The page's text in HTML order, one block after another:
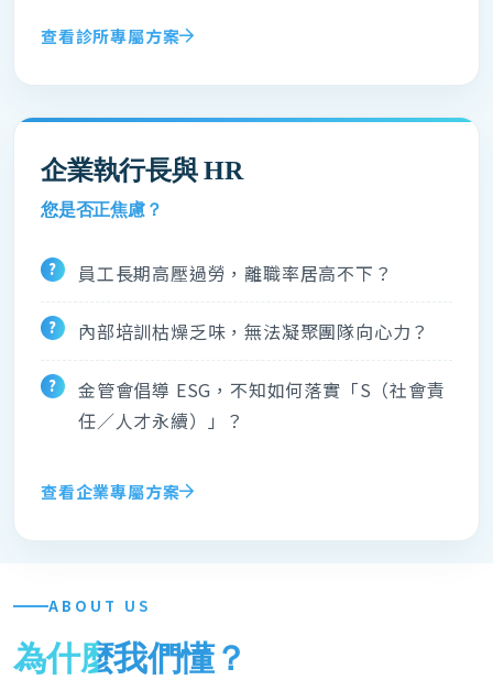
查看診所專屬方案
企業執行長與 HR
您是否正焦慮？
員工長期高壓過勞，離職率居高不下？
內部培訓枯燥乏味，無法凝聚團隊向心力？
金管會倡導 ESG，不知如何落實「S（社會責
任／人才永續）」？
查看企業專屬方案
ABOUT US
為什麼我們懂？